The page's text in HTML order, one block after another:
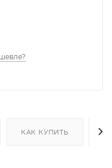
КАК КУПИТЬ